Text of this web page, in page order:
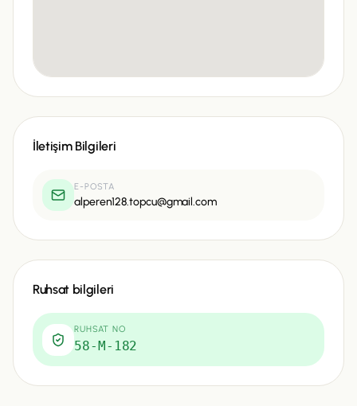
İletişim Bilgileri
E-POSTA
alperen128.topcu@gmail.com
Ruhsat bilgileri
RUHSAT NO
58-M-182